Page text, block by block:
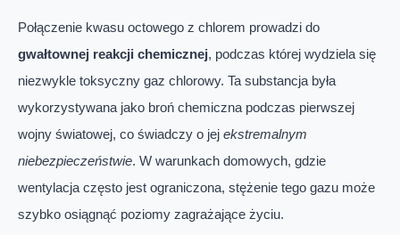
Połączenie kwasu octowego z chlorem prowadzi do
gwałtownej reakcji chemicznej, podczas której wydziela się
niezwykle toksyczny gaz chlorowy. Ta substancja była
wykorzystywana jako broń chemiczna podczas pierwszej
wojny światowej, co świadczy o jej ekstremalnym
niebezpieczeństwie. W warunkach domowych, gdzie
wentylacja często jest ograniczona, stężenie tego gazu może
szybko osiągnąć poziomy zagrażające życiu.